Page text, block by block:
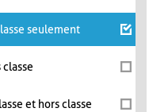
seulement
classe
et hors classe